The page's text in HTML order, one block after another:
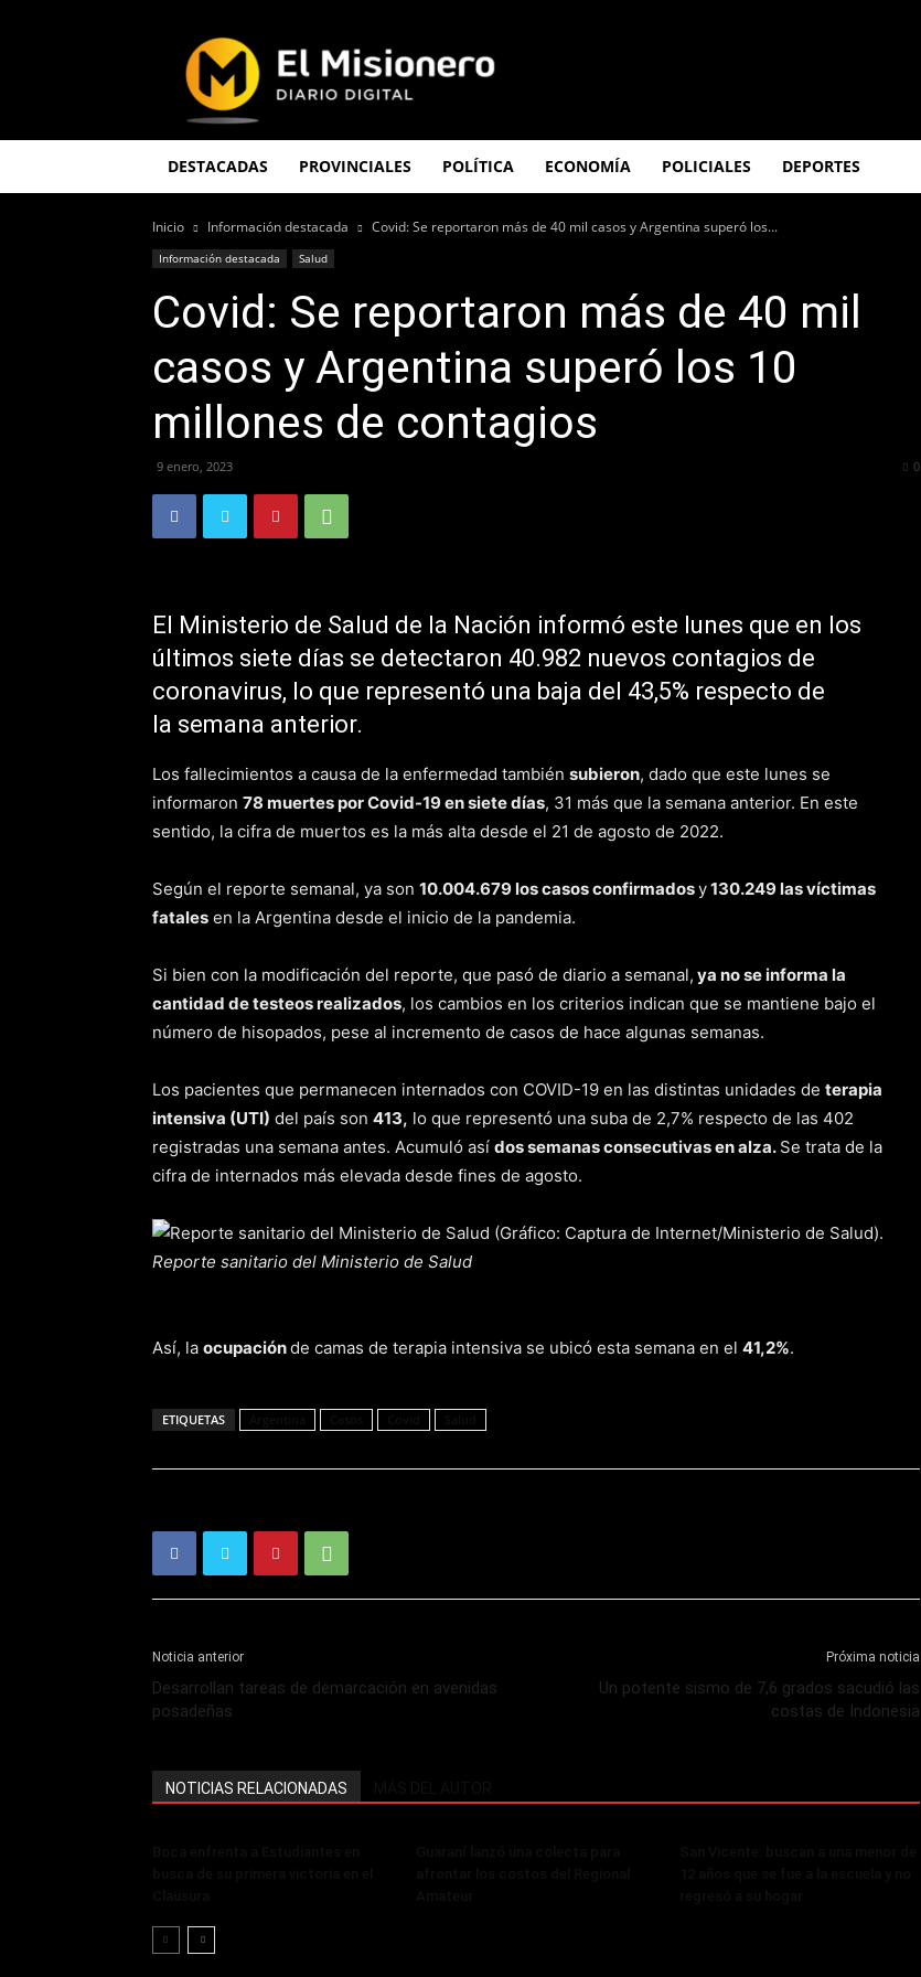
Misionero
DESTACADAS PROVINCIALES POLÍTICA ECONOMÍA POLICIALES DEPORTES
Inicio Información destacada Covid: Se reportaron más de 40 mil casos y Argentina superó los...
Información destacada Salud
Covid: Se reportaron más de 40 mil
casos y Argentina superó los 10
millones de contagios
9 enero, 2023 0
El Ministerio de Salud de la Nación informó este lunes que en los
últimos siete días se detectaron 40.982 nuevos contagios de
coronavirus, lo que representó una baja del 43,5% respecto de
la semana anterior.
Los fallecimientos a causa de la enfermedad también subieron, dado que este lunes se
informaron 78 muertes por Covid-19 en siete días, 31 más que la semana anterior. En este
sentido, la cifra de muertos es la más alta desde el 21 de agosto de 2022.
Según el reporte semanal, ya son 10.004.679 los casos confirmadosy130.249 las víctimas
fatales en la Argentina desde el inicio de la pandemia.
Si bien con la modificación del reporte, que pasó de diario a semanal, ya no se informa la
cantidad de testeos realizados, los cambios en los criterios indican que se mantiene bajo el
número de hisopados, pese al incremento de casos de hace algunas semanas.
Los pacientes que permanecen internados con COVID-19 en las distintas unidades de terapia
intensiva (UTI) del país son 413, lo que representó una suba de 2,7% respecto de las 402
registradas una semana antes. Acumuló así dos semanas consecutivas en alza. Se trata de la
cifra de internados más elevada desde fines de agosto.
Reporte sanitario del Ministerio de Salud
Así, la ocupaciónde camas de terapia intensiva se ubicó esta semana en el 41,2%.
ETIQUETAS
Noticia anterior
Desarrollan tareas de demarcación en avenidas
posadeñas
Próxima noticia
Un potente sismo de 7,6 grados sacudió las
costas de Indonesia
NOTICIAS RELACIONADAS